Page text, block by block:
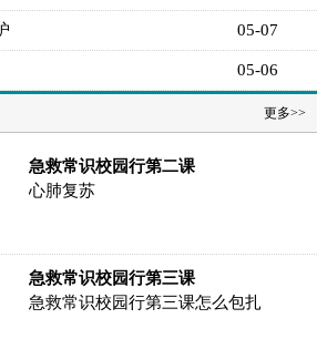
05-07
05-06
更多>>
急救常识校园行第二课
心肺复苏
急救常识校园行第三课
急救常识校园行第三课怎么包扎